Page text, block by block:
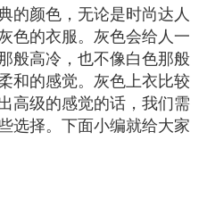
的颜色，无论是时尚达人
色的衣服。灰色会给人一
般高冷，也不像白色那般
和的感觉。灰色上衣比较
高级的感觉的话，我们需
选择。下面小编就给大家